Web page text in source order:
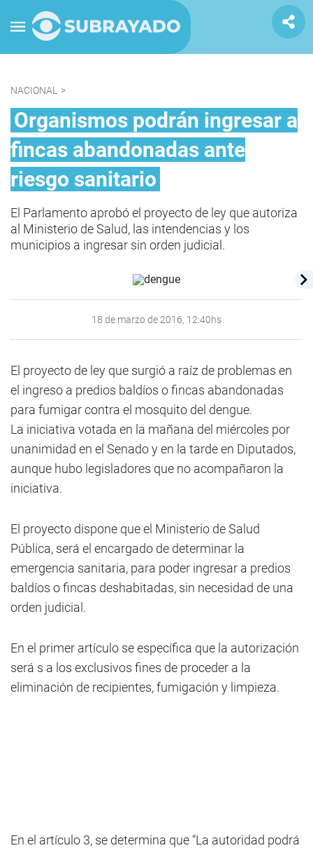
NACIONAL >
Organismos podrán ingresar a
fincas abandonadas ante
riesgo sanitario
El Parlamento aprobó el proyecto de ley que autoriza
al Ministerio de Salud, las intendencias y los
municipios a ingresar sin orden judicial.
18 de marzo de 2016, 12:40hs
El proyecto de ley que surgió a raíz de problemas en
el ingreso a predios baldíos o fincas abandonadas
para fumigar contra el mosquito del dengue.
La iniciativa votada en la mañana del miércoles por
unanimidad en el Senado y en la tarde en Diputados,
aunque hubo legisladores que no acompañaron la
iniciativa.
El proyecto dispone que el Ministerio de Salud
Pública, será el encargado de determinar la
emergencia sanitaria, para poder ingresar a predios
baldíos o fincas deshabitadas, sin necesidad de una
orden judicial.
En el primer artículo se específica que la autorización
será s a los exclusivos fines de proceder a la
eliminación de recipientes, fumigación y limpieza.
En el artículo 3, se determina que “La autoridad podrá